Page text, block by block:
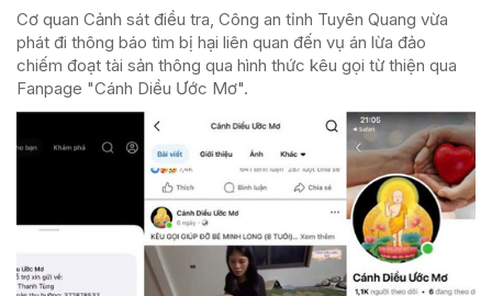
Cơ quan Cảnh sát điều tra, Công an tỉnh Tuyên Quang vừa
phát đi thông báo tìm bị hại liên quan đến vụ án lừa đảo
chiếm đoạt tài sản thông qua hình thức kêu gọi từ thiện qua
Fanpage "Cánh Diều Ước Mơ".